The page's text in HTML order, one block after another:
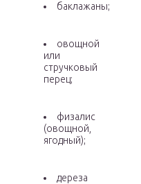
баклажаны;
овощной
или
стручковый
перец;
физалис
(овощной,
ягодный);
дереза